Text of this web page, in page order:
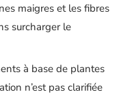
maigres et les fibres
surcharger le
à base de plantes
n’est pas clarifiée